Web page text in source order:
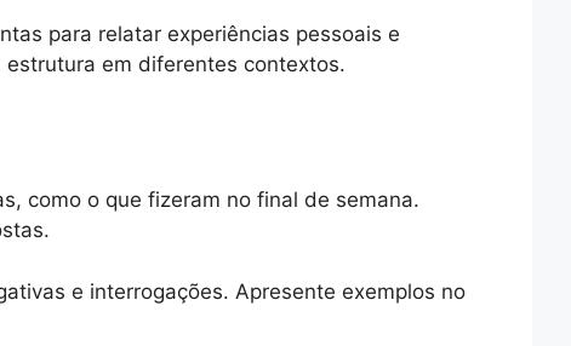
para relatar experiências pessoais e
em diferentes contextos.
como o que fizeram no final de semana.
e interrogações. Apresente exemplos no